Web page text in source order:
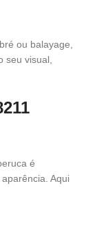
ou balayage,
seu visual,
é
Aqui